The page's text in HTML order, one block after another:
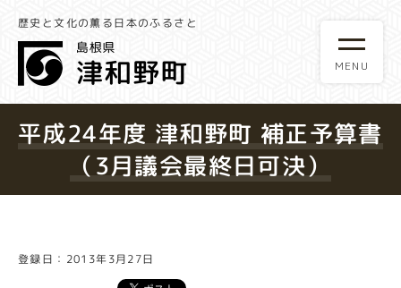
歴史と文化の薫る日本のふるさと
平成24年度 津和野町 補正予算書
（3月議会最終日可決）
登録日：2013年3月27日